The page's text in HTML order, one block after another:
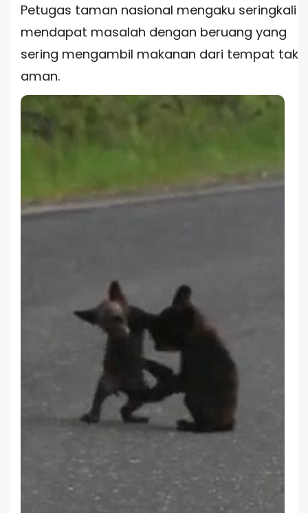
Petugas taman nasional mengaku seringkali
mendapat masalah dengan beruang yang
sering mengambil makanan dari tempat tak
aman.